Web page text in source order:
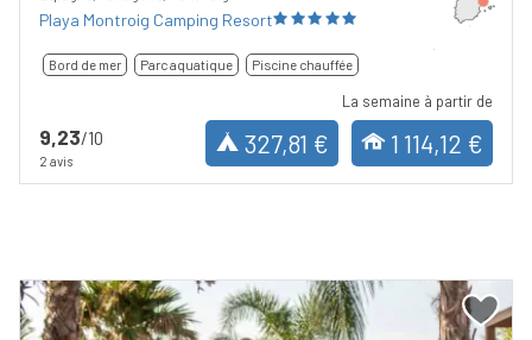
Playa Montroig Camping Resort
Bord de mer Parc aquatique Piscine chauffée
9,23/10
2 avis
La semaine à partir de
327,81 € 1 114,12 €